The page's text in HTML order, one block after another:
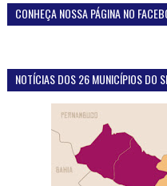
CONHEÇA NOSSA PÁGINA NO
NOTÍCIAS DOS 26 MUNICÍPIOS DO